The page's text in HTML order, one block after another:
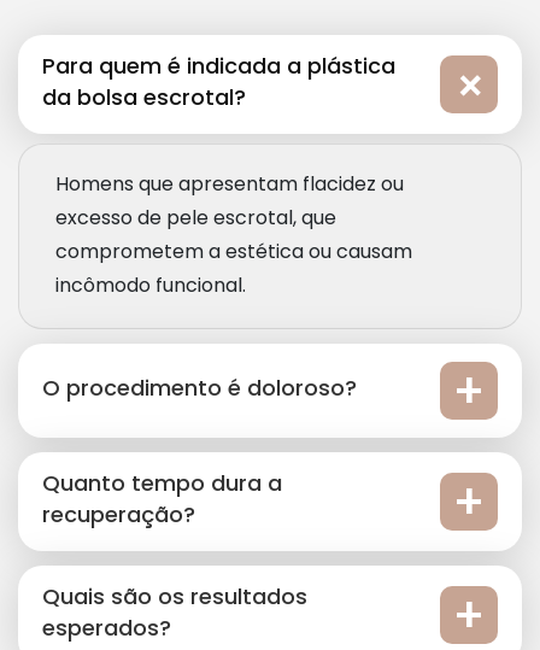
Para quem é indicada a plástica
da bolsa escrotal?
Homens que apresentam flacidez ou
excesso de pele escrotal, que
comprometem a estética ou causam
incômodo funcional.
O procedimento é doloroso?
Quanto tempo dura a
recuperação?
Quais são os resultados
esperados?